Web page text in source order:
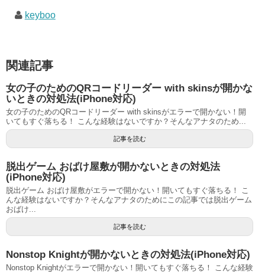
keyboo
関連記事
女の子のためのQRコードリーダー with skinsが開かな
いときの対処法(iPhone対応)
女の子のためのQRコードリーダー with skinsがエラーで開かない！開
いてもすぐ落ちる！ こんな経験はないですか？そんなアナタのため...
記事を読む
脱出ゲーム おばけ屋敷が開かないときの対処法
(iPhone対応)
脱出ゲーム おばけ屋敷がエラーで開かない！開いてもすぐ落ちる！ こ
んな経験はないですか？そんなアナタのためにこの記事では脱出ゲーム
おばけ...
記事を読む
Nonstop Knightが開かないときの対処法(iPhone対応)
Nonstop Knightがエラーで開かない！開いてもすぐ落ちる！ こんな経験